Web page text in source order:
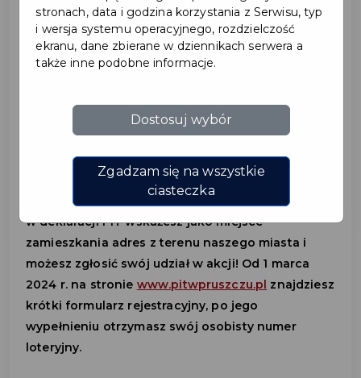
2024-03-01
LOTERIA PIT CZAS
Startujemy z miejską akcją "Rozlicz PIT w Pruszcz
Gdańskim"! Rozliczając podatek PIT jako
mieszkaniec Pruszcza Gdańskiego, możesz
wygrać hybrydowe auto lub 5 000 zł. Wystarczy, że
w deklaracji PIT wskażesz jako miejsce
zamieszkania adres z terenu naszego miasta i
możesz zgłosić swój udział w akcji! Od 1 marca
2024 r. na stronie www.pitwpruszczu.pl znajdziesz
krótki formularz rejestracyjny, po jego
wypełnieniu otrzymasz swój osobisty numer
loteryjny.
stronach, data i godzina korzystania z Serwisu, typ
i wersja systemu operacyjnego, rozdzielczość
ekranu, dane zbierane w dziennikach serwera a
także inne podobne informacje.
Dostosuj wybór
Zgadzam się na wszystkie
ciasteczka